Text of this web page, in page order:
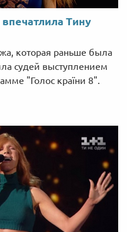
Тину
которая раньше была
судей выступлением
"Голос країни 8".